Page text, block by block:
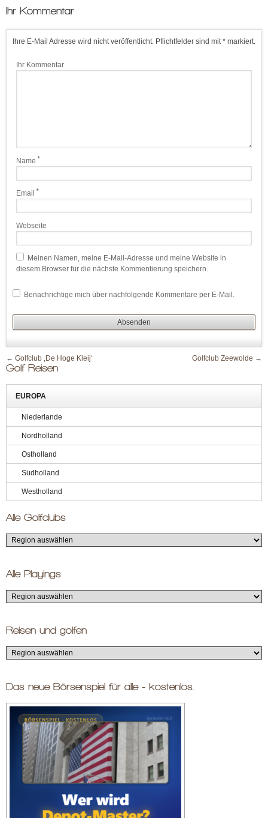
Ihr Kommentar
Ihre E-Mail Adresse wird nicht veröffentlicht. Pflichtfelder sind mit * markiert.
Ihr Kommentar
Name *
Email *
Webseite
Meinen Namen, meine E-Mail-Adresse und meine Website in
diesem Browser für die nächste Kommentierung speichern.
Benachrichtige mich über nachfolgende Kommentare per E-Mail.
← Golfclub ‚De Hoge Kleij‘ Golfclub Zeewolde →
Golf Reisen
EUROPA
Niederlande
Nordholland
Ostholland
Südholland
Westholland
Alle Golfclubs
Alle Playings
Reisen und golfen
Das neue Börsenspiel für alle - kostenlos.